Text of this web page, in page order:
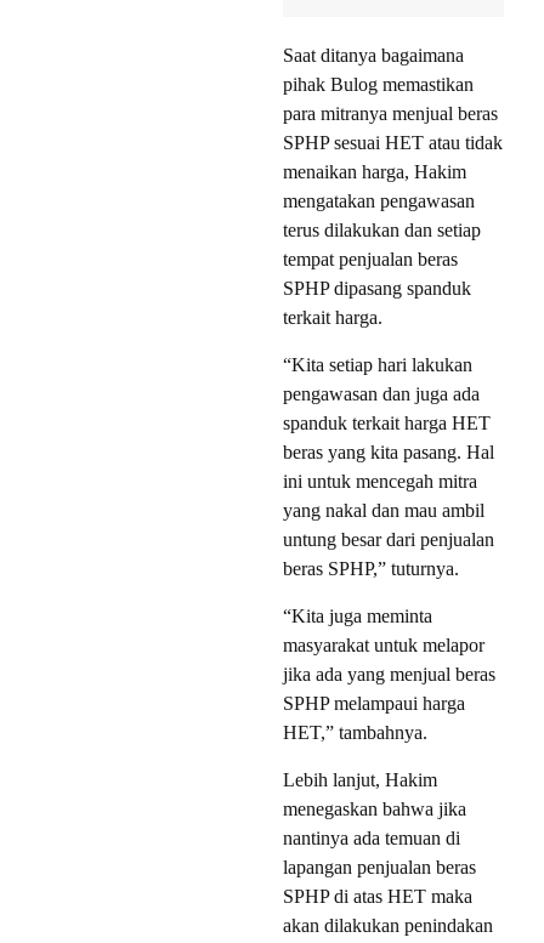
Saat ditanya bagaimana
pihak Bulog memastikan
para mitranya menjual beras
SPHP sesuai HET atau tidak
menaikan harga, Hakim
mengatakan pengawasan
terus dilakukan dan setiap
tempat penjualan beras
SPHP dipasang spanduk
terkait harga.
“Kita setiap hari lakukan
pengawasan dan juga ada
spanduk terkait harga HET
beras yang kita pasang. Hal
ini untuk mencegah mitra
yang nakal dan mau ambil
untung besar dari penjualan
beras SPHP,” tuturnya.
“Kita juga meminta
masyarakat untuk melapor
jika ada yang menjual beras
SPHP melampaui harga
HET,” tambahnya.
Lebih lanjut, Hakim
menegaskan bahwa jika
nantinya ada temuan di
lapangan penjualan beras
SPHP di atas HET maka
akan dilakukan penindakan